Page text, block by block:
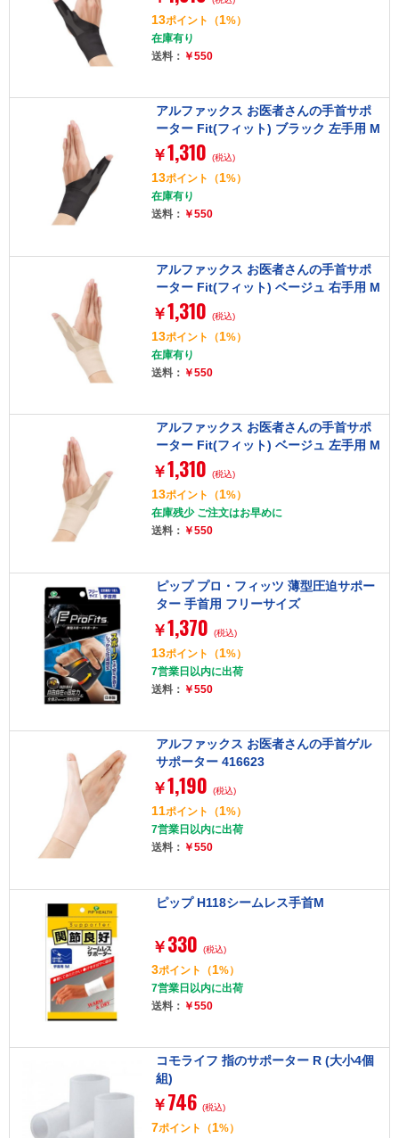
13ポイント （1%）
在庫有り
送料： ￥550
アルファックス お医者さんの手首サポ
ーター Fit(フィット) ブラック 左手用 M
サイズ 434771
￥1,310 (税込)
13ポイント （1%）
在庫有り
送料： ￥550
アルファックス お医者さんの手首サポ
ーター Fit(フィット) ベージュ 右手用 M
サイズ 434726
￥1,310 (税込)
13ポイント （1%）
在庫有り
送料： ￥550
アルファックス お医者さんの手首サポ
ーター Fit(フィット) ベージュ 左手用 M
サイズ 434733
￥1,310 (税込)
13ポイント （1%）
在庫残少 ご注文はお早めに
送料： ￥550
ピップ プロ・フィッツ 薄型圧迫サポー
ター 手首用 フリーサイズ
￥1,370 (税込)
13ポイント （1%）
7営業日以内に出荷
送料： ￥550
アルファックス お医者さんの手首ゲル
サポーター 416623
￥1,190 (税込)
11ポイント （1%）
7営業日以内に出荷
送料： ￥550
ピップ H118シームレス手首M
￥ 330 (税込)
3ポイント （1%）
7営業日以内に出荷
送料： ￥550
コモライフ 指のサポーター R (大小4個
組)
￥ 746 (税込)
7ポイント （1%）